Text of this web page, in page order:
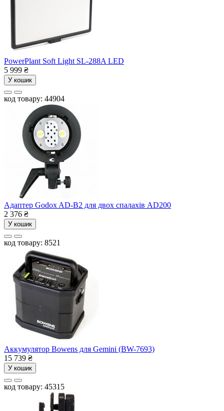
PowerPlant Soft Light SL-288A LED
5 999 ₴
У кошик
код товару: 44904
Адаптер Godox AD-B2 для двох спалахів AD200
2 376 ₴
У кошик
код товару: 8521
Аккумулятор Bowens для Gemini (BW-7693)
15 739 ₴
У кошик
код товару: 45315